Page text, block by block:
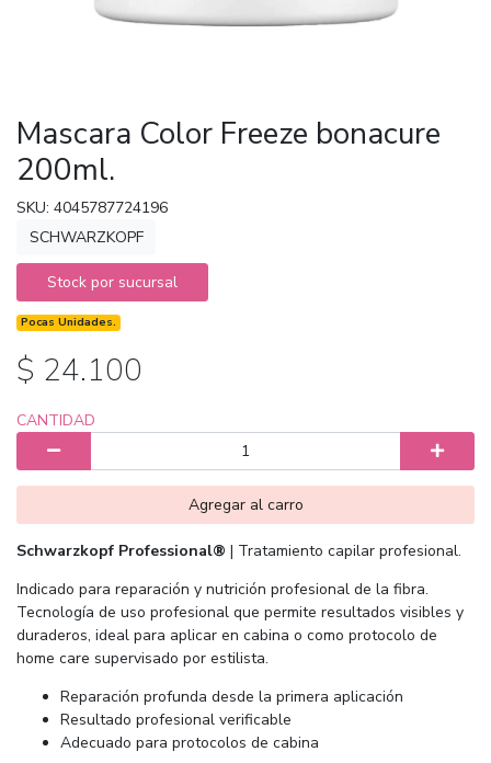
Mascara Color Freeze bonacure
200ml.
SKU: 4045787724196
SCHWARZKOPF
Stock por sucursal
Pocas Unidades.
$ 24.100
CANTIDAD
Agregar al carro
Schwarzkopf Professional® | Tratamiento capilar profesional.
Indicado para reparación y nutrición profesional de la fibra.
Tecnología de uso profesional que permite resultados visibles y
duraderos, ideal para aplicar en cabina o como protocolo de
home care supervisado por estilista.
Reparación profunda desde la primera aplicación
Resultado profesional verificable
Adecuado para protocolos de cabina